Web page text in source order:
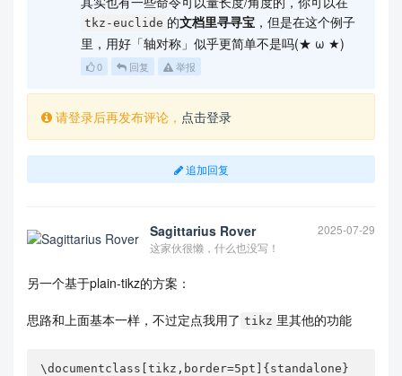
tkz-euclide 的文档里寻寻宝 ，但是在这个例子
里，用好「轴对称」似乎更简单不是吗(★ ω ★)
0 回复 举报
请登录后再发布评论， 点击登录
追加回复
Sagittarius Rover
2025-07-29
这家伙很懒，什么也没写！
另一个基于plain-tikz的方案：
思路和上面基本一样，不过定点我用了 tikz 里其他的功能
\documentclass[tikz,border=5pt]{standalone}